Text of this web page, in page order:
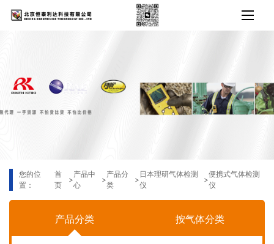
您的位
置：
首
页
>
产品中
心
>
产品分
类
>
日本理研气体检测
仪
>
便携式气体检测
仪
产品分类 按气体分类